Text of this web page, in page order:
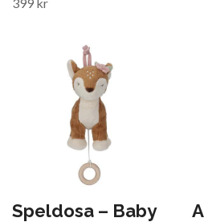
Speldosa – Baby